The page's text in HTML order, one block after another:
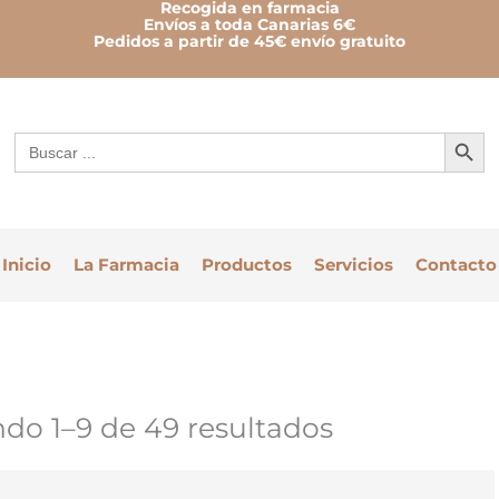
Recogida en farmacia
Envíos a toda Canarias 6€
Pedidos a partir de 45€ envío gratuito
Buscar: Botón de
Inicio La Farmacia Productos Servicios Contacto
1–9 de 49 resultados